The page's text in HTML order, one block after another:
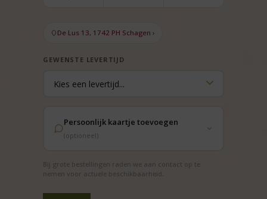
De Lus 13, 1742 PH Schagen ›
GEWENSTE LEVERTIJD
Persoonlijk kaartje toevoegen
(optioneel)
Bij grote bestellingen raden we aan contact op te
nemen voor actuele beschikbaarheid.